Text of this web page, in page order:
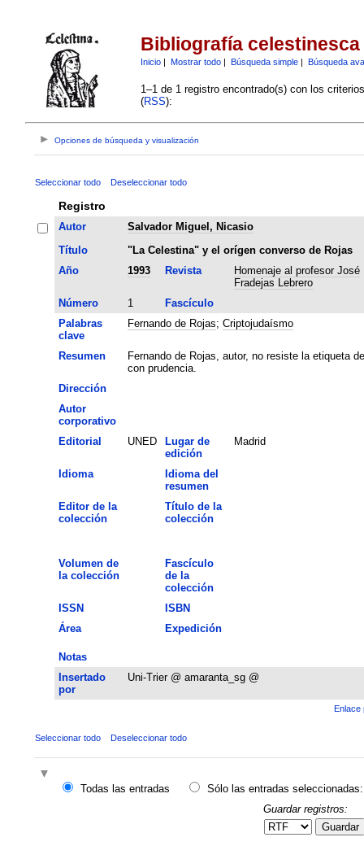
Bibliografía celestinesca
Inicio| Mostrar todo| Búsqueda simple| Búsqueda
1–1 de 1 registro encontrado(s) con los
(RSS):
Opciones de búsqueda y visualización
Seleccionar todo Deseleccionar todo
Registro
Autor
Salvador Miguel, Nicasio
Título
"La Celestina" y el orígen converso de Rojas
Año
1993 Revista
Homenaje al profesor José
Fradejas Lebrero
Número
1
Fascículo
Palabras
clave
Fernando de Rojas; Criptojudaísmo
Resumen
Fernando de Rojas, autor, no resiste la etiqueta
con prudencia.
Dirección
Autor
corporativo
Editorial
UNED
Lugar de
edición
Madrid
Idioma
Idioma del
resumen
Editor de la
colección
Título de la
colección
Volumen de
la colección
Fascículo
de la
colección
ISSN
ISBN
Área
Expedición
Notas
Insertado
por
Uni-Trier @ amaranta_sg @
Enlace
Seleccionar todo Deseleccionar todo
Todas las entradas
Sólo las entradas seleccionadas:
Guardar registros:
Guardar